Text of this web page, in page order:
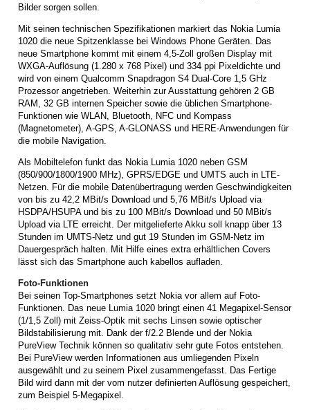
Bilder sorgen sollen.
Mit seinen technischen Spezifikationen markiert das Nokia Lumia
1020 die neue Spitzenklasse bei Windows Phone Geräten. Das
neue Smartphone kommt mit einem 4,5-Zoll großen Display mit
WXGA-Auflösung (1.280 x 768 Pixel) und 334 ppi Pixeldichte und
wird von einem Qualcomm Snapdragon S4 Dual-Core 1,5 GHz
Prozessor angetrieben. Weiterhin zur Ausstattung gehören 2 GB
RAM, 32 GB internen Speicher sowie die üblichen Smartphone-
Funktionen wie WLAN, Bluetooth, NFC und Kompass
(Magnetometer), A-GPS, A-GLONASS und HERE-Anwendungen für
die mobile Navigation.
Als Mobiltelefon funkt das Nokia Lumia 1020 neben GSM
(850/900/1800/1900 MHz), GPRS/EDGE und UMTS auch in LTE-
Netzen. Für die mobile Datenübertragung werden Geschwindigkeiten
von bis zu 42,2 MBit/s Download und 5,76 MBit/s Upload via
HSDPA/HSUPA und bis zu 100 MBit/s Download und 50 MBit/s
Upload via LTE erreicht. Der mitgelieferte Akku soll knapp über 13
Stunden im UMTS-Netz und gut 19 Stunden im GSM-Netz im
Dauergespräch halten. Mit Hilfe eines extra erhältlichen Covers
lässt sich das Smartphone auch kabellos aufladen.
Foto-Funktionen
Bei seinen Top-Smartphones setzt Nokia vor allem auf Foto-
Funktionen. Das neue Lumia 1020 bringt einen 41 Megapixel-Sensor
(1/1,5 Zoll) mit Zeiss-Optik mit sechs Linsen sowie optischer
Bildstabilisierung mit. Dank der f/2.2 Blende und der Nokia
PureView Technik können so qualitativ sehr gute Fotos entstehen.
Bei PureView werden Informationen aus umliegenden Pixeln
ausgewählt und zu seinem Pixel zusammengefasst. Das Fertige
Bild wird dann mit der vom nutzer definierten Auflösung gespeichert,
zum Beispiel 5-Megapixel.